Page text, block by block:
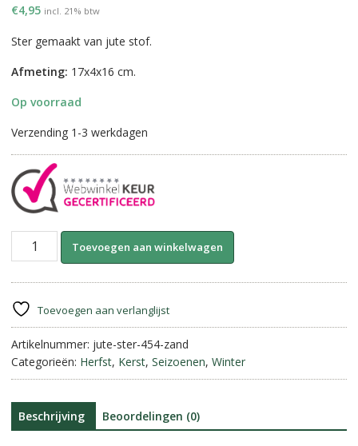
€4,95 incl. 21% btw
Ster gemaakt van jute stof.
Afmeting: 17x4x16 cm.
Op voorraad
Verzending 1-3 werkdagen
||
Zand.
aantal
Toevoegen aan winkelwagen
n
t
i
:
Toevoegen aan verlanglijst
Artikelnummer: jute-ster-454-zand
Categorieën: Herfst, Kerst, Seizoenen, Winter
Beschrijving Beoordelingen (0)